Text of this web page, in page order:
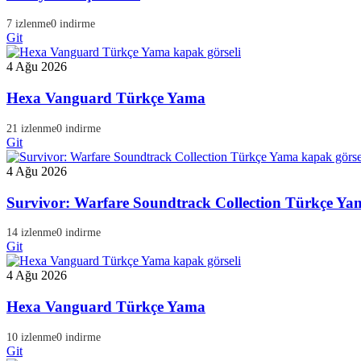
7 izlenme0 indirme
Git
4 Ağu 2026
Hexa Vanguard Türkçe Yama
21 izlenme0 indirme
Git
4 Ağu 2026
Survivor: Warfare Soundtrack Collection Türkçe
14 izlenme0 indirme
Git
4 Ağu 2026
Hexa Vanguard Türkçe Yama
10 izlenme0 indirme
Git